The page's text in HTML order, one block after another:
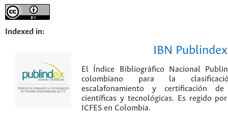
Indexed in:
IBN Publindex
El Índice Bibliográfico Nacional
colombiano para la
escalafonamiento y certificación
científicas y tecnológicas. Es regido
ICFES en Colombia.